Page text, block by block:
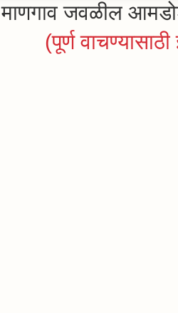
माणगाव जवळील
(पूर्ण